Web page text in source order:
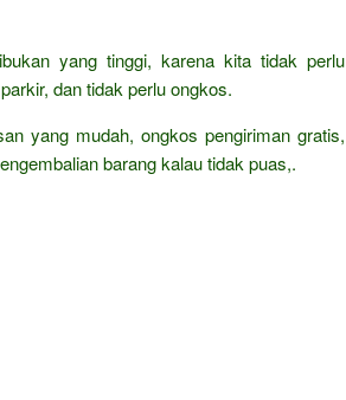
yang tinggi, karena kita tidak perlu
dan tidak perlu ongkos.
yang mudah, ongkos pengiriman gratis,
barang kalau tidak puas,.